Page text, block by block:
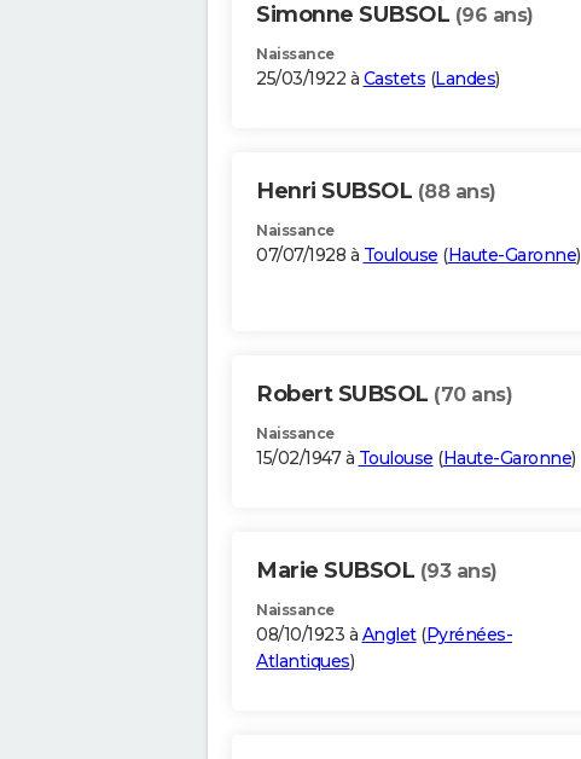
Simonne SUBSOL (96 ans)
Naissance
25/03/1922 à Castets (Landes)
Henri SUBSOL (88 ans)
Naissance
07/07/1928 à Toulouse (Haute-Garonne)
Robert SUBSOL (70 ans)
Naissance
15/02/1947 à Toulouse (Haute-Garonne)
Marie SUBSOL (93 ans)
Naissance
08/10/1923 à Anglet(Pyrénées-
Atlantiques)